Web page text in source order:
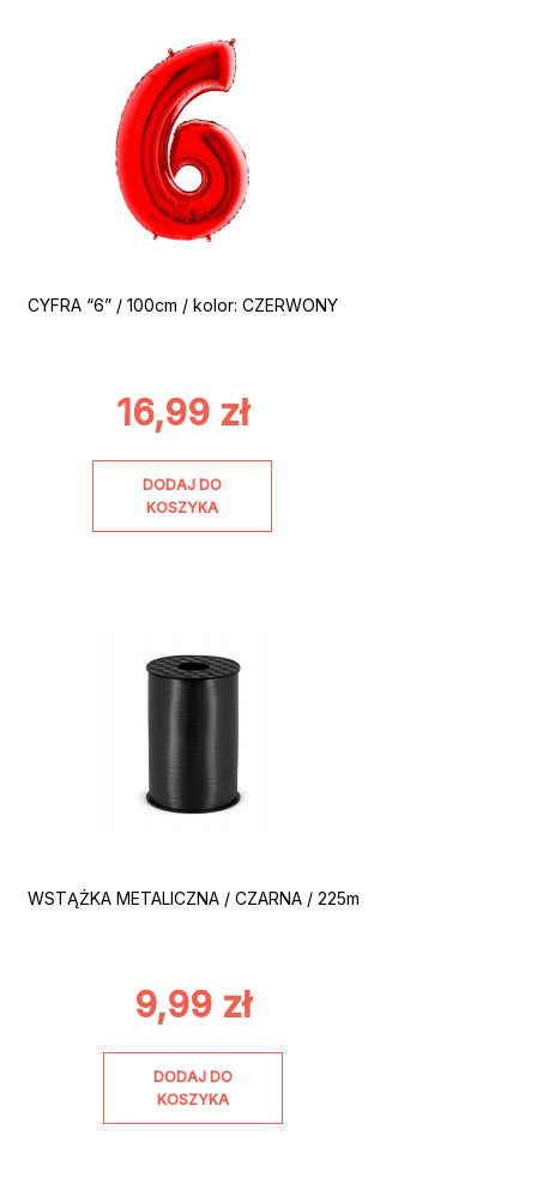
CYFRA “6” / 100cm / kolor: CZERWONY
16,99 zł
DODAJ DO
KOSZYKA
WSTĄŻKA METALICZNA / CZARNA / 225m
9,99 zł
DODAJ DO
KOSZYKA